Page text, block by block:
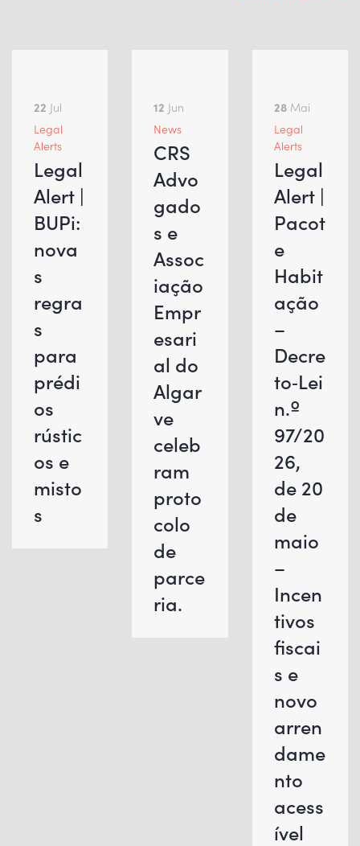
22 Jul
Legal
Alerts
Legal
Alert |
BUPi:
nova
s
regra
s
para
prédi
os
rústic
os e
misto
s
12 Jun
News
CRS
Advo
gado
s e
Assoc
iação
Empr
esari
al do
Algar
ve
celeb
ram
proto
colo
de
parce
ria.
28Mai
Legal
Alerts
Legal
Alert |
Pacot
e
Habit
ação
–
Decre
to‑Lei
n.º
97/20
26,
de 20
de
maio
–
Incen
tivos
fiscai
s e
novo
arren
dame
nto
acess
ível